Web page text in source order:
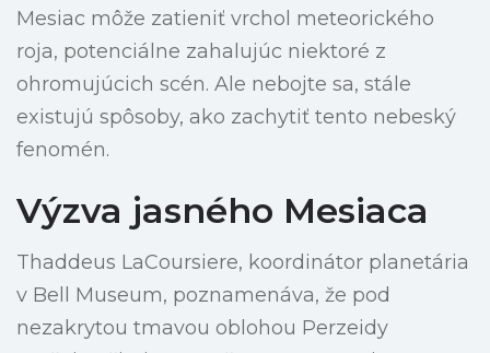
Mesiac môže zatieniť vrchol meteorického
roja, potenciálne zahalujúc niektoré z
ohromujúcich scén. Ale nebojte sa, stále
existujú spôsoby, ako zachytiť tento nebeský
fenomén.
Výzva jasného Mesiaca
Thaddeus LaCoursiere, koordinátor planetária
v Bell Museum, poznamenáva, že pod
nezakrytou tmavou oblohou Perzeidy